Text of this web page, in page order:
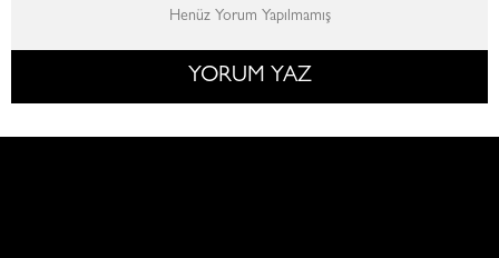
Henüz Yorum Yapılmamış
YORUM YAZ